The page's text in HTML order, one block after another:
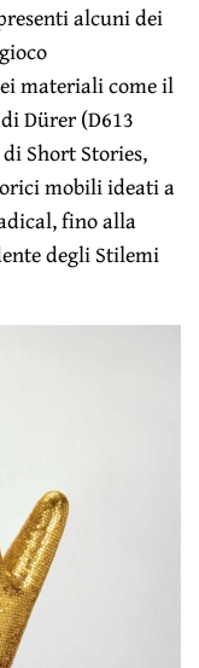
alcuni dei
materiali come il
Dürer (D613
Short Stories,
mobili ideati a
fino alla
degli Stilemi